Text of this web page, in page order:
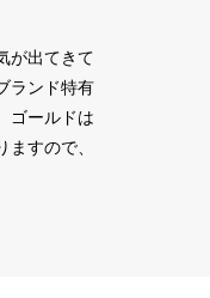
が出てきて
ランド特有
ゴールドは
すので、